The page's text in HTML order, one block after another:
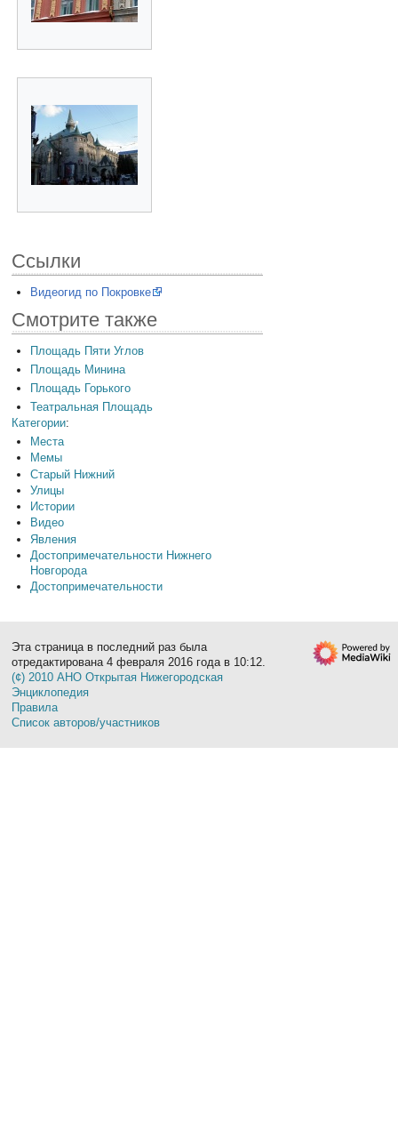
Ссылки
Видеогид по Покровке
Смотрите также
Площадь Пяти Углов
Площадь Минина
Площадь Горького
Театральная Площадь
Категории:
Места
Мемы
Старый Нижний
Улицы
Истории
Видео
Явления
Достопримечательности Нижнего
Новгорода
Достопримечательности
Эта страница в последний раз была
отредактирована 4 февраля 2016 года в 10:12.
(¢) 2010 АНО Открытая Нижегородская
Энциклопедия
Правила
Список авторов/участников